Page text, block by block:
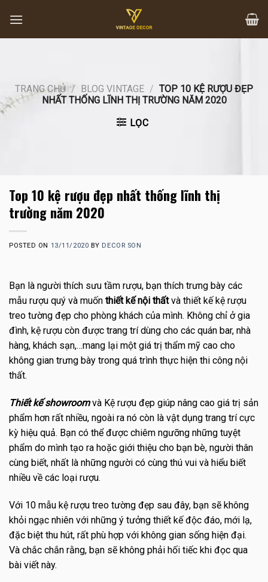
content
TRANG CHỦ / BLOG VINTAGE / TOP 10 KỆ RƯỢU ĐẸP
NHẤT THỐNG LĨNH THỊ TRƯỜNG NĂM 2020
LỌC
Top 10 kệ rượu đẹp nhất thống lĩnh thị
trường năm 2020
POSTED ON 13/11/2020 BY DECOR SON
Bạn là người thích sưu tầm rượu, bạn thích trưng bày các
mẫu rượu quý và muốn thiết kế nội thấtvà thiết kế kệ rượu
treo tường đẹp cho phòng khách của mình. Không chỉ ở gia
đình, kệ rượu còn được trang trí dùng cho các quán bar, nhà
hàng, khách sạn,…mang lại một giá trị thẩm mỹ cao cho
không gian trưng bày trong quá trình thực hiện thi công nội
thất.
Thiết kế showroomvà Kệ rượu đẹp giúp nâng cao giá trị sản
phẩm hơn rất nhiều, ngoài ra nó còn là vật dụng trang trí cực
kỳ hiệu quả. Bạn có thể được chiêm ngưỡng những tuyệt
phẩm do mình tạo ra hoặc giới thiệu cho bạn bè, người thân
cùng biết, nhất là những người có cùng thú vui và hiểu biết
nhiều về các loại rượu.
Với 10 mẫu kệ rượu treo tường đẹp sau đây, bạn sẽ không
khỏi ngạc nhiên với những ý tưởng thiết kế độc đáo, mới lạ,
đặc biệt thu hút, rất phù hợp với không gian sống hiện đại.
Và chắc chắn rằng, bạn sẽ không phải hối tiếc khi đọc qua
bài viết này.